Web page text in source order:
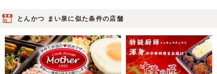
とんかつ まい泉に似た条件の店舗